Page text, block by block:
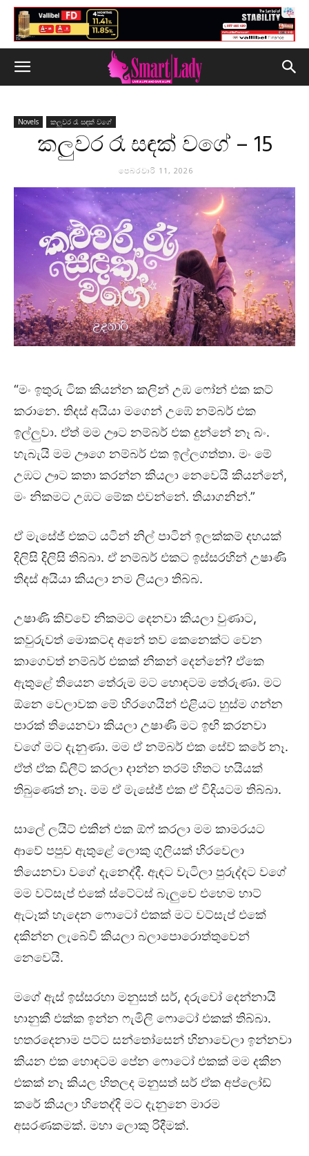
Novels කලුවර රෑ සඳක් වගේ
කලුවර රෑ සඳක් වගේ – 15
පෙබරවාරි 11, 2026
“මං ඉතුරු ටික කියන්න කලින් උඹ ෆෝන් එක කට්
කරානෙ. තිදස් අයියා මගෙන් උඹේ නම්බර් එක
ඉල්ලුවා. ඒත් මම ඌට නම්බර් එක දුන්නේ නෑ බං.
හැබැයි මම ඌගෙ නම්බර් එක ඉල්ලගත්තා. මං මේ
උඹට ඌට කතා කරන්න කියලා නෙවෙයි කියන්නේ,
මං නිකමට උඹට මේක එවන්නේ. තියාගනින්.”
ඒ මැසේජ් එකට යටින් නිල් පාටින් ඉලක්කම් දහයක්
දිලිසි දිලිසි තිබ්බා. ඒ නම්බර් එකට ඉස්සරහින් උෂාණි
තිදස් අයියා කියලා නම ලියලා තිබ්බ.
උෂාණි කිව්වේ නිකමට දෙනවා කියලා වුණාට,
කවුරුවත් මොකටද අනේ තව කෙනෙක්ට වෙන
කාගෙවත් නම්බර් එකක් නිකන් දෙන්නේ? ඒකෙ
ඇතුළේ තියෙන තේරුම මට හොඳටම තේරුණා. මට
ඕනෙ වෙලාවක මේ හිරගෙයින් එළියට හුස්ම ගන්න
පාරක් තියෙනවා කියලා උෂාණි මට ඉඟි කරනවා
වගේ මට දැනුණා. මම ඒ නම්බර් එක සේව් කරේ නෑ.
ඒත් ඒක ඩිලීට් කරලා දාන්න තරම් හිතට හයියක්
තිබුණෙත් නෑ. මම ඒ මැසේජ් එක ඒ විදියටම තිබ්බා.
සාලේ ලයිට් එකින් එක ඕෆ් කරලා මම කාමරයට
ආවේ පපුව ඇතුළේ ලොකු ගුලියක් හිරවෙලා
තියෙනවා වගේ දැනෙද්දී. ඇඳට වැටිලා පුරුද්දට වගේ
මම වට්සැප් එකේ ස්ටේටස් බැලුවෙ එහෙම හාට්
ඇටෑක් හැදෙන ෆොටෝ එකක් මට වට්සැප් එකේ
දකින්න ලැබේවි කියලා බලාපොරොත්තුවෙන්
නෙවෙයි.
මගේ ඇස් ඉස්සරහා මනුසත් සර්, දරුවෝ දෙන්නායි
භානුකී එක්ක ඉන්න ෆැමිලි ෆොටෝ එකක් තිබ්බා.
හතරදෙනාම පට්ට සන්තෝසෙන් හිනාවෙලා ඉන්නවා
කියන එක හොඳටම පේන ෆොටෝ එකක් මම දකින
එකක් නෑ කියල හිතලද මනුසත් සර් ඒක අප්ලෝඩ්
කරේ කියලා හිතෙද්දි මට දැනුනෙ මාරම
අසරණකමක්. මහා ලොකු රිදීමක්.